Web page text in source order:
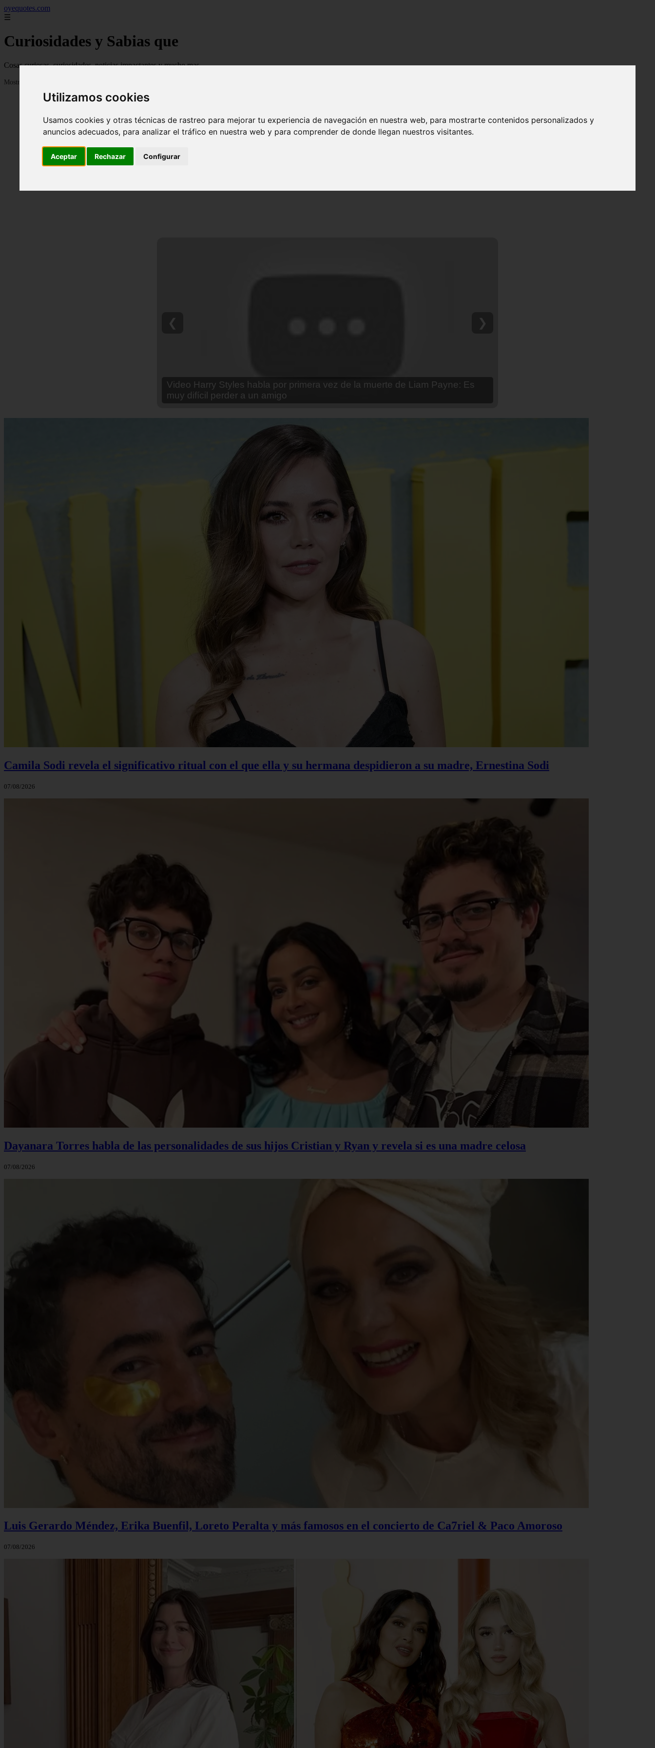
Utilizamos cookies
Usamos cookies y otras técnicas de rastreo para mejorar tu experiencia de navegación en nuestra web, para mostrarte contenidos personalizados y
anuncios adecuados, para analizar el tráfico en nuestra web y para comprender de donde llegan nuestros visitantes.
Aceptar Rechazar Configurar
oyequotes.com
☰
Curiosidades y Sabias que
Cosas curiosas, curiosidades, noticias impactantes y mucho mas
Mostrando 1 - 24 de 2838 artículos
Video Ana Brenda Contreras y la firme promesa que le hizo a su hija Aria
❮ ❯
Camila Sodi revela el significativo ritual con el que ella y su hermana despidieron a su madre, Ernestina Sodi
07/08/2026
Dayanara Torres habla de las personalidades de sus hijos Cristian y Ryan y revela si es una madre celosa
07/08/2026
Luis Gerardo Méndez, Erika Buenfil, Loreto Peralta y más famosos en el concierto de Ca7riel & Paco Amoroso
07/08/2026